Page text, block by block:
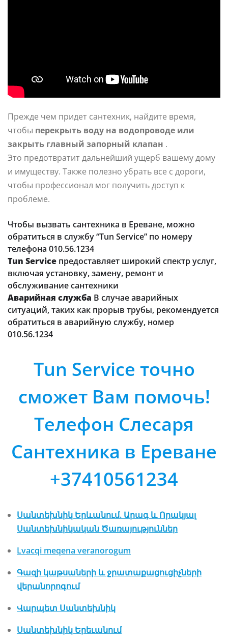
Прежде чем придет сантехник, найдите время,
чтобы перекрыть воду на водопроводе или
закрыть главный запорный клапан .
Это предотвратит дальнейший ущерб вашему дому
и имуществу. Также полезно убрать все с дороги,
чтобы профессионал мог получить доступ к
проблеме.
Чтобы вызвать сантехника в Ереване, можно
обратиться в службу “Tun Service” по номеру
телефона 010.56.1234
Tun Service предоставляет широкий спектр услуг,
включая установку, замену, ремонт и
обслуживание сантехники
Аварийная служба В случае аварийных
ситуаций, таких как прорыв трубы, рекомендуется
обратиться в аварийную службу, номер
010.56.1234
Tun Service точно
сможет Вам помочь!
Телефон Слесаря
Сантехника в Ереване
+37410561234
Սանտեխնիկ Երևանում. Արագ և Որակյալ
Սանտեխնիկական Ծառայություններ
Lvacqi meqena veranorogum
Գազի կաթսաների և ջրատաքացուցիչների
վերանորոգում
Վարպետ Սանտեխնիկ
Սանտեխնիկ Երեւանում